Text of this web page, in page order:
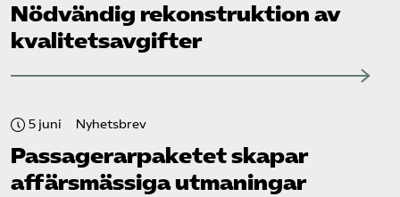
Nödvändig rekonstruktion av
kvalitetsavgifter
5 juni Nyhetsbrev
Passagerarpaketet skapar
affärsmässiga utmaningar